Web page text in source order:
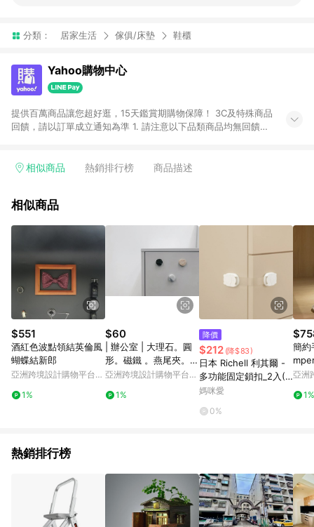
分類： 居家生活 傢俱/床墊 鞋櫃
Yahoo購物中心
提供百萬商品讓您超好逛，15天鑑賞期購物保障！ 3C及特殊商品
回饋，請以訂單成立通知為準 1. 請注意以下品類商品均無回饋：
電玩/遊戲/相機/單眼/鏡頭/拍立得 [2024/6/1起適用] -內接硬
的購回饋活動享Yahoo超贈點回饋者 - 購物中心商店之商品：商
3. 訂單回饋金額將扣除運費/購物金/超贈點/福利金/紅利折抵/折
價券等虛擬貨幣折抵 4. 大宗採購或批發轉賣不具回饋資格： 如
有相關事證認定您為大宗採購、批發轉賣而非最終消費使用者，
相關認定以Yahoo購物中心之認定為準
相似商品 熱銷排行榜 商品描述
相似商品
$551
酒紅色波點領結英倫風
蝴蝶結新郎
亞洲跨境設計購物平台
1%
$60
| 辦公室 | 大理石。圓
形。磁鐵 。燕尾夾。迴
紋針。單入。六入
亞洲跨境設計購物平台
1%
降價
$212 (降$83)
日本 Richell 利其爾 -
多功能固定鎖扣_2入(9
81894)
媽咪愛
0%
簡約
亞洲
1%
熱銷排行榜